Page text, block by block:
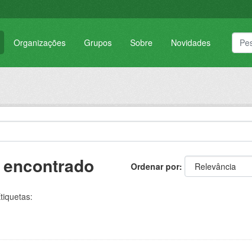
Organizações Grupos Sobre Novidades
Ordenar por